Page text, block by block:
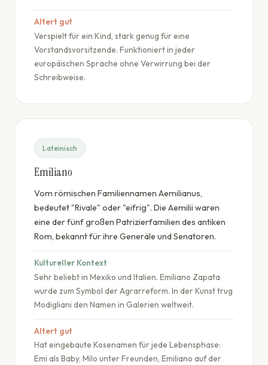
Altert gut
Verspielt für ein Kind, stark genug für eine
Vorstandsvorsitzende. Funktioniert in jeder
europäischen Sprache ohne Verwirrung bei der
Schreibweise.
Lateinisch
Emiliano
Vom römischen Familiennamen Aemilianus,
bedeutet "Rivale" oder "eifrig". Die Aemilii waren
eine der fünf großen Patrizierfamilien des antiken
Rom, bekannt für ihre Generäle und Senatoren.
Kultureller Kontext
Sehr beliebt in Mexiko und Italien. Emiliano Zapata
wurde zum Symbol der Agrarreform. In der Kunst trug
Modigliani den Namen in Galerien weltweit.
Altert gut
Hat eingebaute Kosenamen für jede Lebensphase:
Emi als Baby, Milo unter Freunden, Emiliano auf der